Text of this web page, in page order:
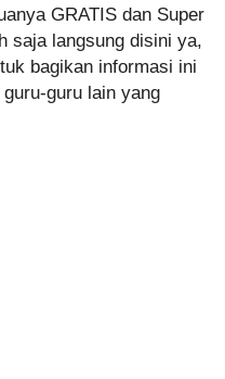
GRATIS dan Super
saja langsung disini ya,
bagikan informasi ini
guru lain yang